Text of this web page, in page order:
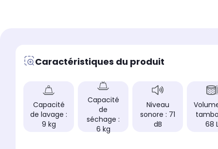
Vapeur
Non
Connecté
Programme(s) vapeur
non
Vapeur
Connecté
Oui
Programme(s) vapeur
oui
Caractéristiques du produit
Capacité
de lavage :
9 kg
Capacité
de
séchage :
6 kg
Niveau
sonore : 71
dB
68